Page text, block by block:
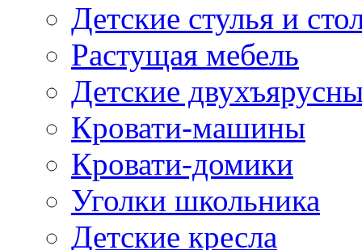
Детские стулья и
Растущая мебель
Детские
Кровати-машины
Кровати-домики
Уголки школьника
Детские кресла